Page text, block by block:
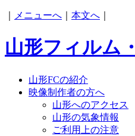
メニューへ 本文へ
山形フィルム
山形FCの紹介
映像制作者の方へ
山形へのアクセス
山形の気象情報
ご利用上の注意